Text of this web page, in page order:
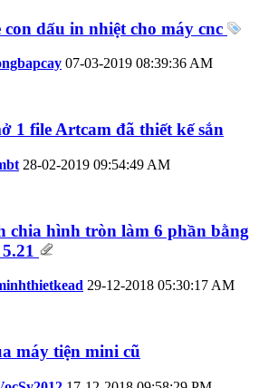
con dấu in nhiệt cho máy cnc
07-03-2019 08:39:36 AM
1 file Artcam đã thiết kế sắn
28-02-2019 09:54:49 AM
chia hình tròn làm 6 phần bằng
29-12-2018 05:30:17 AM
máy tiện mini cũ